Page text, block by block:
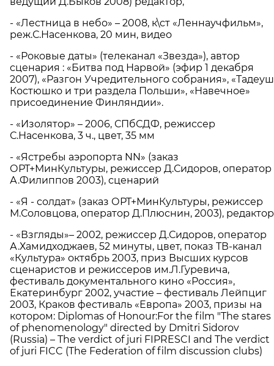
- «Лестница в небо» – 2008, к\ст «Леннаучфильм»,
реж.С.Насенкова, 20 мин, видео
- «Роковые даты» (телеканал «Звезда»), автор
сценария : «Битва под Нарвой» (эфир 1 декабря
2007), «Разгон Учредительного собрания», «Тадеуш
Костюшко и три раздела Польши», «Навечное»
присоединение Финляндии».
- «Изолятор» – 2006, СПбСДФ, режиссер
С.Насенкова, 3 ч., цвет, 35 мм
- «Ястребы аэропорта NN» (заказ
ОРТ+МинКультуры, режиссер Д.Сидоров, оператор
А.Филиппов 2003), сценарий
- «Я - солдат» (заказ ОРТ+МинКультуры, режиссер
М.Соловцова, оператор Д.Плюснин, 2003), редактор
- «Взгляды»– 2002, режиссер Д.Сидоров, оператор
А.Хамидходжаев, 52 минуты, цвет, показ ТВ-канал
«Культура» октябрь 2003, приз Высших курсов
сценаристов и режиссеров им.Л.Гуревича,
фестиваль документального кино «Россия»,
Екатеринбург 2002, участие – фестиваль Лейпциг
2003, Краков фестиваль «Европа» 2003, призы на
котором: Diplomas of Honour:For the film "The stares
of phenomenology" directed by Dmitri Sidorov
(Russia) – The verdict of juri FIPRESCI and The verdict
of juri FICC (The Federation of film discussion clubs)